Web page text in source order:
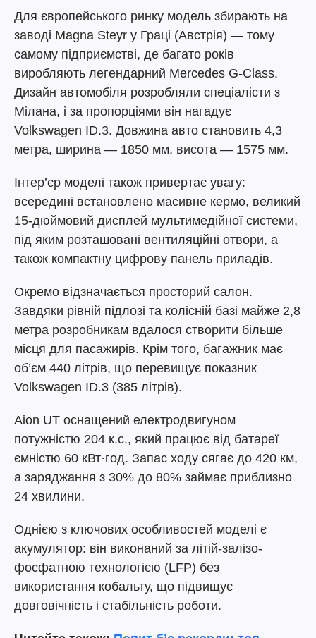
Для європейського ринку модель збирають на
заводі Magna Steyr у Граці (Австрія) — тому
самому підприємстві, де багато років
виробляють легендарний Mercedes G-Class.
Дизайн автомобіля розробляли спеціалісти з
Мілана, і за пропорціями він нагадує
Volkswagen ID.3. Довжина авто становить 4,3
метра, ширина — 1850 мм, висота — 1575 мм.
Інтер’єр моделі також привертає увагу:
всередині встановлено масивне кермо, великий
15-дюймовий дисплей мультимедійної системи,
під яким розташовані вентиляційні отвори, а
також компактну цифрову панель приладів.
Окремо відзначається просторий салон.
Завдяки рівній підлозі та колісній базі майже 2,8
метра розробникам вдалося створити більше
місця для пасажирів. Крім того, багажник має
об’єм 440 літрів, що перевищує показник
Volkswagen ID.3 (385 літрів).
Aion UT оснащений електродвигуном
потужністю 204 к.с., який працює від батареї
ємністю 60 кВт·год. Запас ходу сягає до 420 км,
а заряджання з 30% до 80% займає приблизно
24 хвилини.
Однією з ключових особливостей моделі є
акумулятор: він виконаний за літій-залізо-
фосфатною технологією (LFP) без
використання кобальту, що підвищує
довговічність і стабільність роботи.